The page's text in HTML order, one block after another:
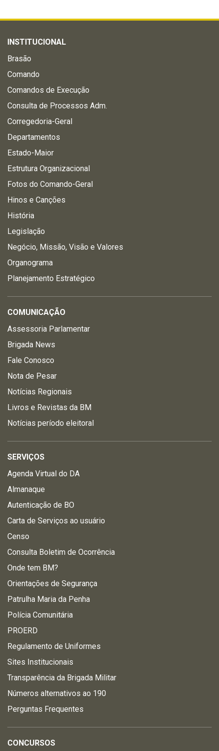
INSTITUCIONAL
Brasão
Comando
Comandos de Execução
Consulta de Processos Adm.
Corregedoria-Geral
Departamentos
Estado-Maior
Estrutura Organizacional
Fotos do Comando-Geral
Hinos e Canções
História
Legislação
Negócio, Missão, Visão e Valores
Organograma
Planejamento Estratégico
COMUNICAÇÃO
Assessoria Parlamentar
Brigada News
Fale Conosco
Nota de Pesar
Notícias Regionais
Livros e Revistas da BM
Notícias período eleitoral
SERVIÇOS
Agenda Virtual do DA
Almanaque
Autenticação de BO
Carta de Serviços ao usuário
Censo
Consulta Boletim de Ocorrência
Onde tem BM?
Orientações de Segurança
Patrulha Maria da Penha
Polícia Comunitária
PROERD
Regulamento de Uniformes
Sites Institucionais
Transparência da Brigada Militar
Números alternativos ao 190
Perguntas Frequentes
CONCURSOS